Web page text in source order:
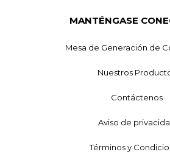
MANTÉNGASE
Mesa de Generación de
Nuestros
Contáctenos
Aviso de
Términos y